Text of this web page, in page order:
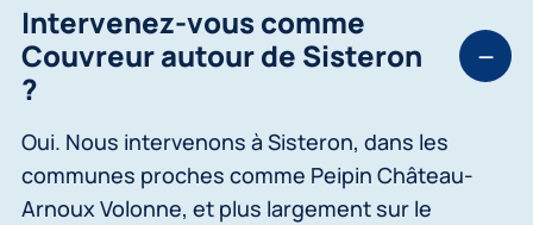
Intervenez-vous comme
Couvreur autour de Sisteron
?
Oui. Nous intervenons à Sisteron, dans les
communes proches comme Peipin Château-
Arnoux Volonne, et plus largement sur le